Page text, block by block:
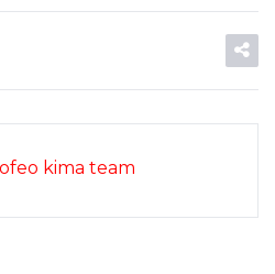
kima team